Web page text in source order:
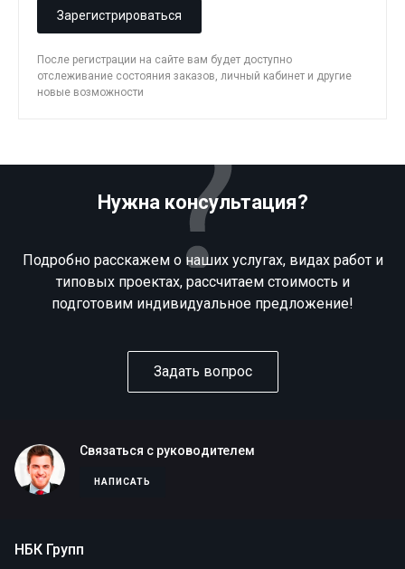
Зарегистрироваться
После регистрации на сайте вам будет доступно
отслеживание состояния заказов, личный кабинет и другие
новые возможности
Нужна консультация?
Подробно расскажем о наших услугах, видах работ и
типовых проектах, рассчитаем стоимость и
подготовим индивидуальное предложение!
Задать вопрос
Связаться с руководителем
НАПИСАТЬ
НБК Групп